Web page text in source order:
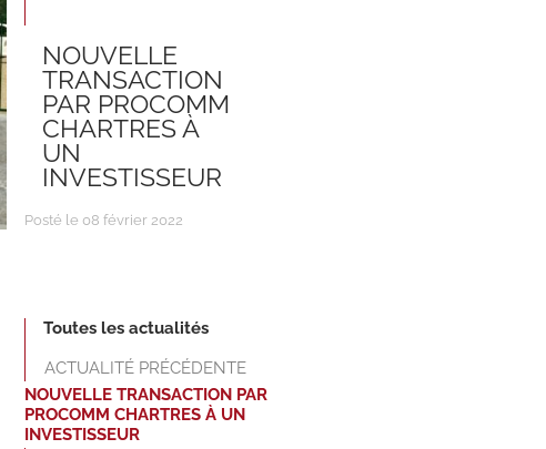
NOUVELLE
TRANSACTION
PAR PROCOMM
CHARTRES À
UN
INVESTISSEUR
Posté le 08 février 2022
Toutes les actualités
ACTUALITÉ PRÉCÉDENTE
NOUVELLE TRANSACTION PAR
PROCOMM CHARTRES À UN
INVESTISSEUR